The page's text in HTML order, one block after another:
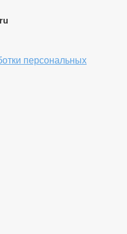
персональных